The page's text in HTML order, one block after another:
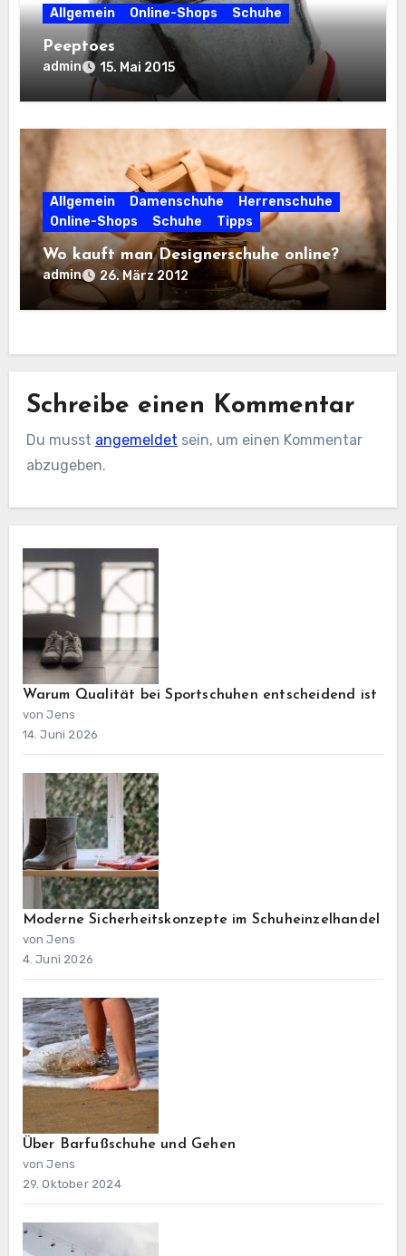
Allgemein Online-Shops Schuhe
Peeptoes
admin 15. Mai 2015
Allgemein Damenschuhe
Herrenschuhe
Online-Shops
Schuhe Tipps
Wo kauft man Designerschuhe online?
admin 26. März 2012
Schreibe einen Kommentar
Du musst angemeldet sein, um einen Kommentar
abzugeben.
Warum Qualität bei Sportschuhen entscheidend ist
von Jens
14. Juni 2026
Moderne Sicherheitskonzepte im Schuheinzelhandel
von Jens
4. Juni 2026
Über Barfußschuhe und Gehen
von Jens
29. Oktober 2024